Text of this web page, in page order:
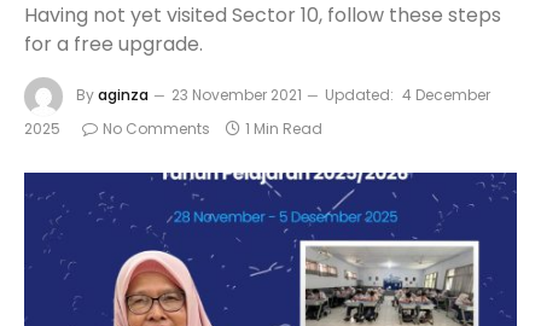
Having not yet visited Sector 10, follow these steps
for a free upgrade.
Byaginza 23 November 2021 Updated: 4 December
2025
No Comments 1 Min Read